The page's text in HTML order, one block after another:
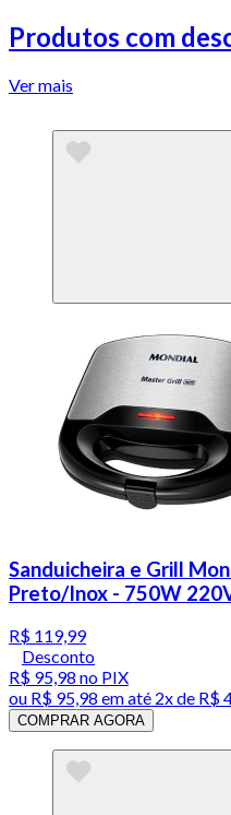
Produtos com
Ver mais
Sanduicheira e Grill
Preto/Inox - 750W
R$ 119,99
Desconto
R$ 95,98 no PIX
ou R$ 95,98 em até 2x de R$
COMPRAR AGORA